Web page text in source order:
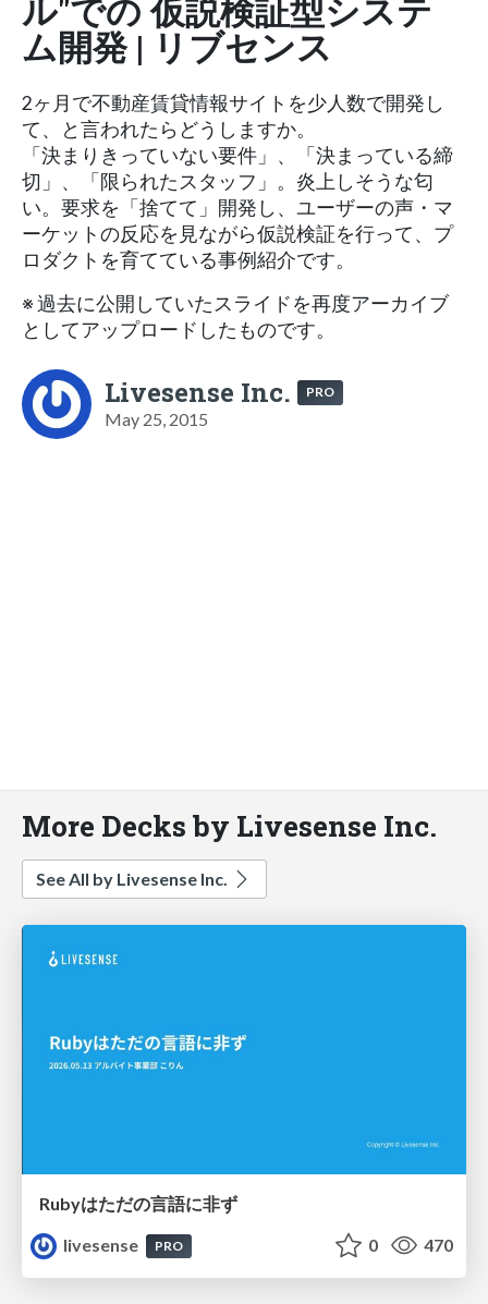
ル"での 仮説検証型システ
ム開発 | リブセンス
2ヶ月で不動産賃貸情報サイトを少人数で開発し
て、と言われたらどうしますか。
「決まりきっていない要件」、「決まっている締
切」、「限られたスタッフ」。炎上しそうな匂
い。要求を「捨てて」開発し、ユーザーの声・マ
ーケットの反応を見ながら仮説検証を行って、プ
ロダクトを育てている事例紹介です。
※ 過去に公開していたスライドを再度アーカイブ
としてアップロードしたものです。
Livesense Inc. PRO
May 25, 2015
More Decks by Livesense Inc.
See All by Livesense Inc.
Rubyはただの⾔語に⾮ず
livesense
PRO 0 470